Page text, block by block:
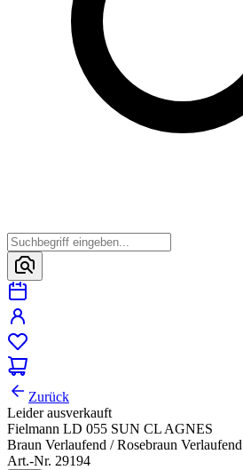
Zurück
Leider ausverkauft
Fielmann LD 055 SUN CL AGNES
Braun Verlaufend / Rosebraun Verlaufend
Art.-Nr. 29194